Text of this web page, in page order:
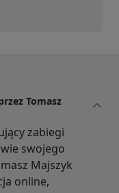
Tomasz
zabiegi
swojego
Majszyk
online,